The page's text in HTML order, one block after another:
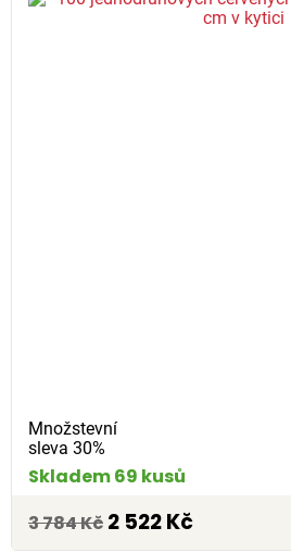
Množstevní
sleva 30%
Skladem 69 kusů
3 784 Kč 2 522 Kč